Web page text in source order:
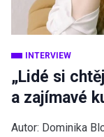
INTERVIEW
„Lidé si
a zajímavé
Autor: Dominika